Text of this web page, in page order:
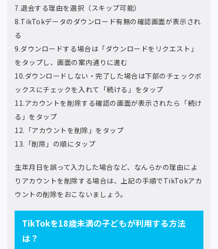
7.退会する理由を選択（スキップ可能）
8.TikTokデータのダウンロード有無の確認画面が表示され
る
9.ダウンロードする場合は「ダウンロードをリクエスト」
をタップし、画面の案内通りに進む
10.ダウンロードしない・完了した場合は下部のチェックボ
ックスにチェックを入れて「続ける」をタップ
11.アカウントを削除する確認の画面が表示されたら「続け
る」をタップ
12.「アカウントを削除」をタップ
13.「削除」の順にタップ
生年月日を誤って入力した場合など、なんらかの理由によ
りアカウントを削除する場合は、上記の手順でTikTokアカ
ウントの削除をおこないましょう。
TikTokを18歳未満の子どもが利用する方法
は？